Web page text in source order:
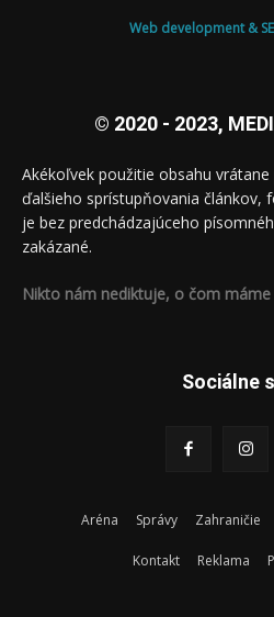
Web development &
© 2020 - 2023,
Akékoľvek použitie obsahu
ďalšieho sprístupňovania článkov,
je bez predchádzajúceho
zakázané.
Nikto nám nediktuje, o čom máme
Sociálne
Aréna Správy Zahraničie
Kontakt Reklama